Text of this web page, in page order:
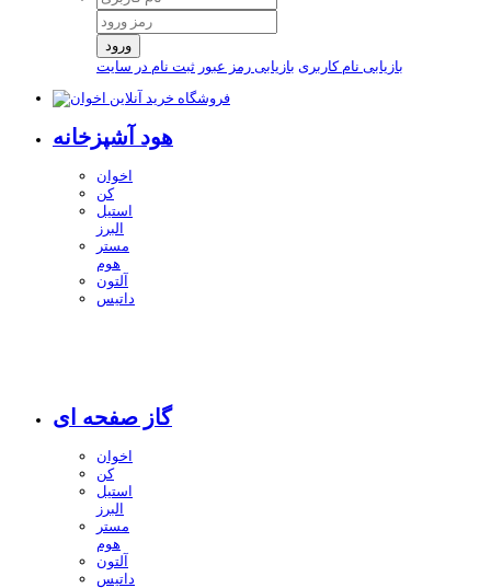
ورود
بازیابی نام کاربری بازیابی رمز عبور ثبت نام در سایت
هود آشپزخانه
اخوان
کن
استیل
البرز
مستر
هوم
آلتون
داتیس
گاز صفحه ای
اخوان
کن
استیل
البرز
مستر
هوم
آلتون
داتیس